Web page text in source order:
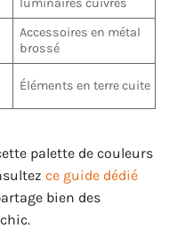
luminaires cuivrés
Accessoires en métal
brossé
Éléments en terre cuite
palette de couleurs
ce guide dédié
bien des